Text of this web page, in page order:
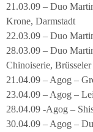
21.03.09 – Duo
Krone, Darmstadt
22.03.09 – Duo
28.03.09 – Duo
Chinoiserie,
21.04.09 – Agog –
23.04.09 – Agog –
28.04.09 -Agog –
30.04.09 – Agog –